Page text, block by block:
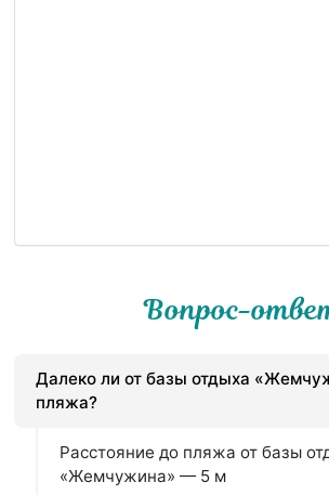
Вопрос-
Далеко ли от базы отдыха
пляжа?
Расстояние до пляжа от базы
«Жемчужина» — 5 м